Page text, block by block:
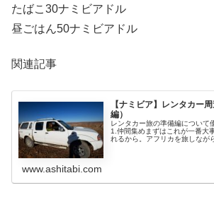
たばこ30ナミビアドル
昼ごはん50ナミビアドル
関連記事
【ナミビア】レンタカー
編）
レンタカー旅の準備編について
1.仲間集めまずはこれが一番大
れるから。アフリカを旅しなが
www.ashitabi.com